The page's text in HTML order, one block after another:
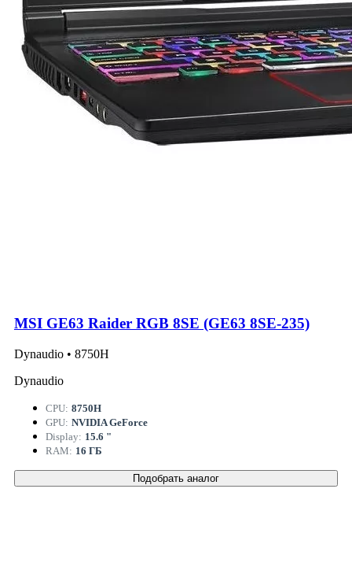
MSI GE63 Raider RGB 8SE (GE63 8SE-235)
Dynaudio • 8750H
Dynaudio
CPU: 8750H
GPU: NVIDIA GeForce
Display: 15.6 "
RAM: 16 ГБ
Подобрать аналог